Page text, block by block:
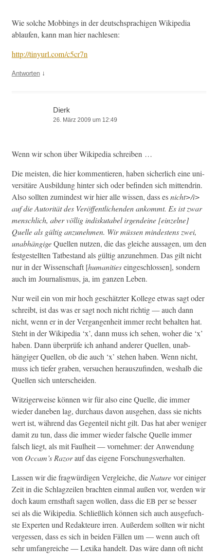
Wie solche Mob­bings in der deutschsprachi­gen Wikipedia
ablaufen, kann man hier nachlesen:
http://tinyurl.com/c5cr7n
Antworten ↓
Dierk
26. März 2009 um 12:49
Wenn wir schon über Wikipedia schreiben …
Die meis­ten, die hier kom­men­tieren, haben sicher­lich eine uni­
ver­sitäre Aus­bil­dung hin­ter sich oder befind­en sich mit­ten­drin.
Also soll­ten zumin­d­est wir hier alle wis­sen, dass esnicht>/i>
auf die Autorität des Veröf­fentlichen­den ankommt. Es ist zwar
men­schlich, aber völ­lig indiskutabel irgen­deine [einzelne]
Quelle als gültig anzunehmen. Wir müssen min­destens zwei,
unab­hängigeQuellen nutzen, die das gle­iche aus­sagen, um den
fest­gestell­ten Tatbe­stand als gültig anzunehmen. Das gilt nicht
nur in der Wis­senschaft [human­i­tieseingeschlossen], son­dern
auch im Jour­nal­is­mus, ja, im ganzen Leben.
Nur weil ein von mir hoch geschätzter Kol­lege etwas sagt oder
schreibt, ist das was er sagt noch nicht richtig — auch dann
nicht, wenn er in der Ver­gan­gen­heit immer recht behal­ten hat.
Ste­ht in der Wikipedia ‘x’, dann muss ich sehen, woher die ‘x’
haben. Dann über­prüfe ich anhand ander­er Quellen, unab­
hängiger Quellen, ob die auch ‘x’ ste­hen haben. Wenn nicht,
muss ich tiefer graben, ver­suchen her­auszufind­en, weshalb die
Quellen sich unterscheiden.
Witziger­weise kön­nen wir für also eine Quelle, die immer
wieder daneben lag, dur­chaus davon aus­ge­hen, dass sie nichts
wert ist, während das Gegen­teil nicht gilt. Das hat aber weniger
damit zu tun, dass die immer wieder falsche Quelle immer
falsch liegt, als mit Faul­heit — vornehmer: der Anwen­dung
von Occam’s Razorauf das eigene Forschungsverhalten.
Lassen wir die frag­würdi­gen Ver­gle­iche, die Naturevor einiger
Zeit in die Schlagzeilen bracht­en ein­mal außen vor, wer­den wir
doch kaum ern­sthaft sagen wollen, dass die EB per se bess­er
sei als die Wikipedia. Schließlich kön­nen sich auch aus­ge­fuch­
ste Experten und Redak­teure irren. Außer­dem soll­ten wir nicht
vergessen, dass es sich in bei­den Fällen um — wenn auch oft
sehr umfan­gre­iche — Lexi­ka han­delt. Das wäre dann oft nicht